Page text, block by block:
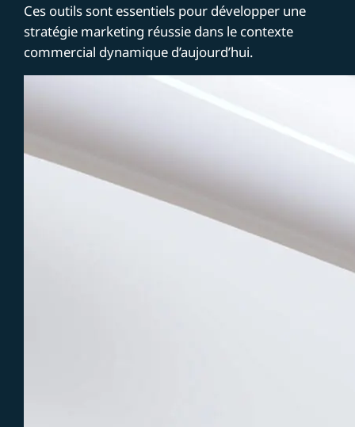
Ces outils sont essentiels pour développer une
stratégie marketing réussie dans le contexte
commercial dynamique d’aujourd’hui.